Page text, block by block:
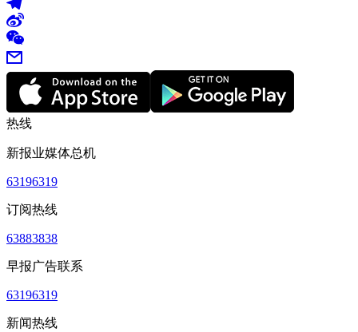
热线
新报业媒体总机
63196319
订阅热线
63883838
早报广告联系
63196319
新闻热线